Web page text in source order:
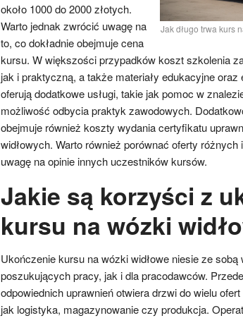
Jak długo trwa kurs
około 1000 do 2000 złotych.
Warto jednak zwrócić uwagę na
to, co dokładnie obejmuje cena
kursu. W większości przypadków koszt szkolenia
jak i praktyczną, a także materiały edukacyjne
oferują dodatkowe usługi, takie jak pomoc w
możliwość odbycia praktyk zawodowych.
obejmuje również koszty wydania certyfikatu
widłowych. Warto również porównać oferty
uwagę na opinie innych uczestników kursów.
Jakie są korzyści z
kursu na wózki
Ukończenie kursu na wózki widłowe niesie ze
poszukujących pracy, jak i dla pracodawców.
odpowiednich uprawnień otwiera drzwi do wielu
jak logistyka, magazynowanie czy produkcja.